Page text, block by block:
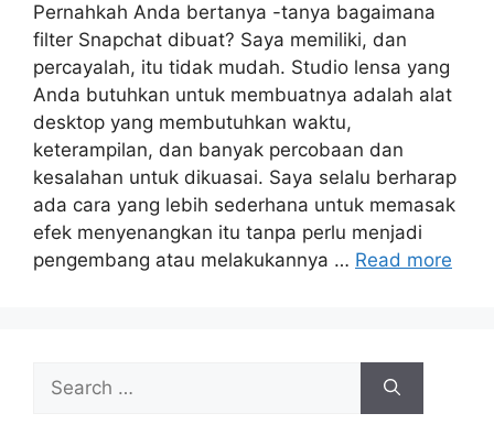
Pernahkah Anda bertanya -tanya bagaimana
filter Snapchat dibuat? Saya memiliki, dan
percayalah, itu tidak mudah. Studio lensa yang
Anda butuhkan untuk membuatnya adalah alat
desktop yang membutuhkan waktu,
keterampilan, dan banyak percobaan dan
kesalahan untuk dikuasai. Saya selalu berharap
ada cara yang lebih sederhana untuk memasak
efek menyenangkan itu tanpa perlu menjadi
pengembang atau melakukannya … Read more
Search
for: